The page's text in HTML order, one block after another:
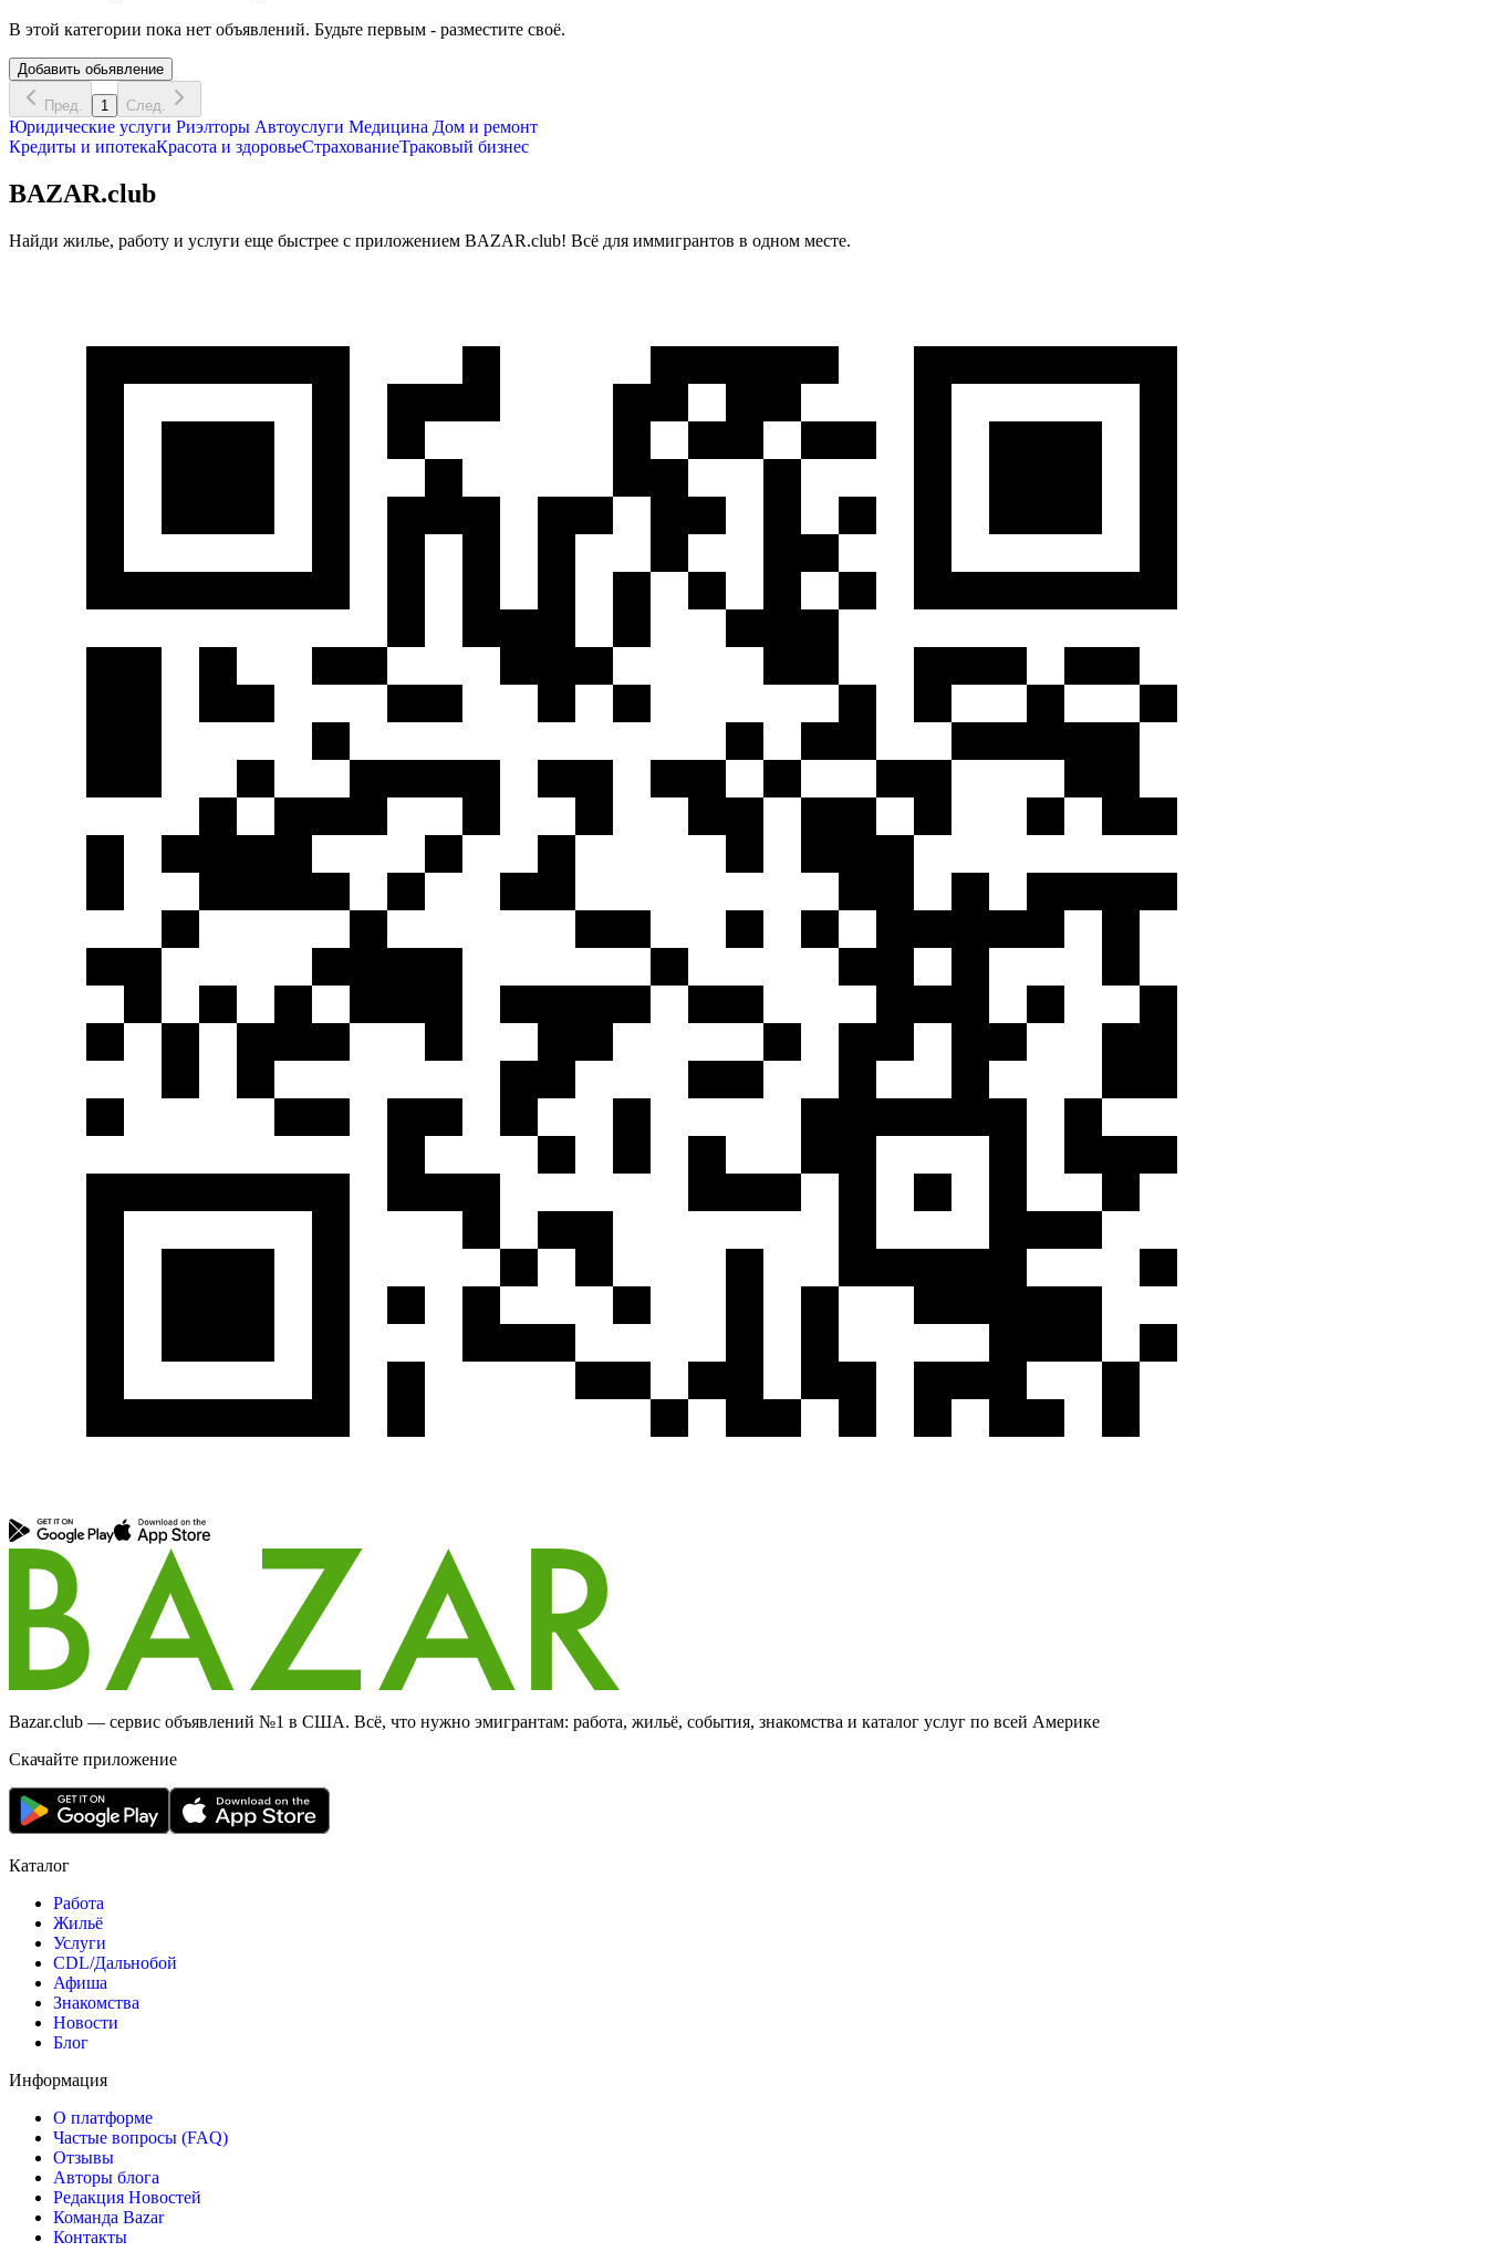
В этой категории пока нет объявлений. Будьте первым - разместите своё.
Добавить обьявление
Пред. 1 След.
Юридические услуги Риэлторы Автоуслуги Медицина Дом и ремонт
Кредиты и ипотекаКрасота и здоровьеСтрахованиеТраковый бизнес
BAZAR.club
Найди жилье, работу и услуги еще быстрее с приложением BAZAR.club! Всё для иммигрантов в одном месте.
Bazar.club — сервис объявлений №1 в США. Всё, что нужно эмигрантам: работа, жильё, события, знакомства и каталог услуг по всей Америке
Скачайте приложение
Каталог
Работа
Жильё
Услуги
CDL/Дальнобой
Афиша
Знакомства
Новости
Блог
Информация
О платформе
Частые вопросы (FAQ)
Отзывы
Авторы блога
Редакция Новостей
Команда Bazar
Контакты